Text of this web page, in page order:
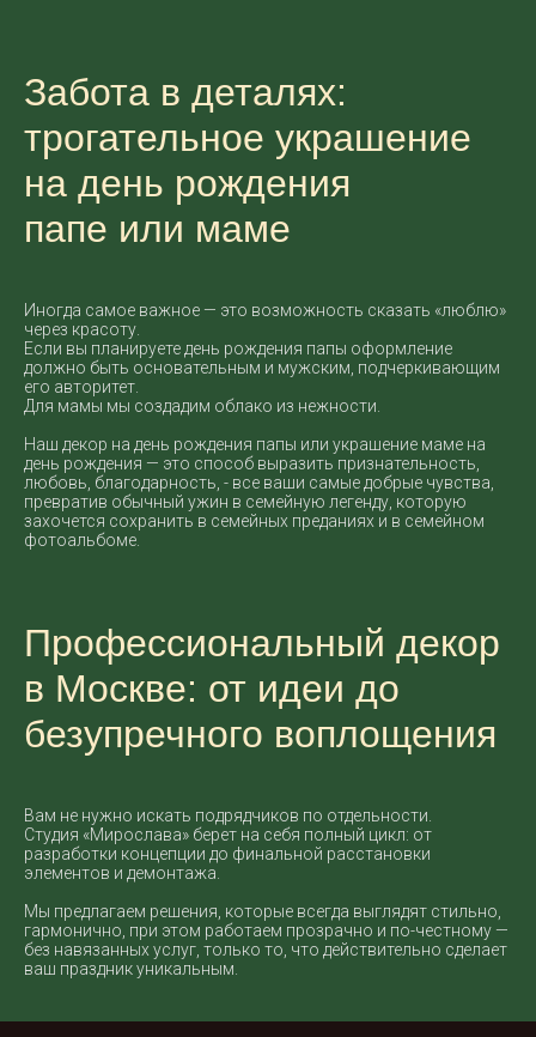
Забота в деталях:
трогательное украшение
на день рождения
папе или маме
Иногда самое важное — это возможность сказать «люблю»
через красоту.
Если вы планируете день рождения папы оформление
должно быть основательным и мужским, подчеркивающим
его авторитет.
Для мамы мы создадим облако из нежности.
Наш декор на день рождения папы или украшение маме на
день рождения — это способ выразить признательность,
любовь, благодарность, - все ваши самые добрые чувства,
превратив обычный ужин в семейную легенду, которую
захочется сохранить в семейных преданиях и в семейном
фотоальбоме.
Профессиональный декор
в Москве: от идеи до
безупречного воплощения
Вам не нужно искать подрядчиков по отдельности.
Студия «Мирослава» берет на себя полный цикл: от
разработки концепции до финальной расстановки
элементов и демонтажа.
Мы предлагаем решения, которые всегда выглядят стильно,
гармонично, при этом работаем прозрачно и по-честному —
без навязанных услуг, только то, что действительно сделает
ваш праздник уникальным.